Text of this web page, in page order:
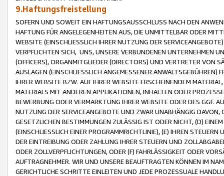
9.Haftungsfreistellung
SOFERN UND SOWEIT EIN HAFTUNGSAUSSCHLUSS NACH DEN
HAFTUNG FÜR ANGELEGENHEITEN AUS, DIE UNMITTELBAR ODER
WEBSITE (EINSCHLIESSLICH IHRER NUTZUNG DER
VERPFLICHTEN SICH, UNS, UNSERE VERBUNDENEN UNTERNEHMEN
(OFFICERS), ORGANMITGLIEDER (DIRECTORS) UND VERTRETER VON
AUSLAGEN (EINSCHLIESSLICH ANGEMESSENER
IHRER WEBSITE BZW. AUF IHRER WEBSITE ERSCHEINENDEM
MATERIALS MIT ANDEREN APPLIKATIONEN, INHALTEN ODER
BEWERBUNG ODER VERMARKTUNG IHRER WEBSITE ODER DES GGF.
NUTZUNG DER SERVICEANGEBOTE UND ZWAR UNABHÄNGIG
GESETZLICHEN BESTIMMUNGEN ZULÄSSIG IST ODER NICHT, (D)
(EINSCHLIESSLICH EINER PROGRAMMRICHTLINIE), (E) IHREN
DER EINTREIBUNG ODER ZAHLUNG IHRER STEUERN UND
ODER ZOLLVERPFLICHTUNGEN, ODER (F) FAHRLÄSSIGKEIT ODER
AUFTRAGNEHMER. WIR UND UNSERE BEAUFTRAGTEN KÖNNEN IM
GERICHTLICHE SCHRITTE EINLEITEN UND JEDE PROZESSUALE